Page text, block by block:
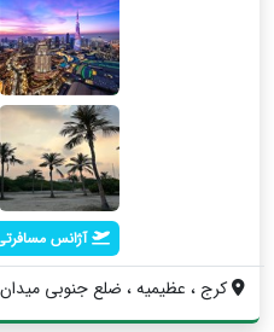
آژانس
کرج ، عظیمیه ، ضلع جنوبی میدان